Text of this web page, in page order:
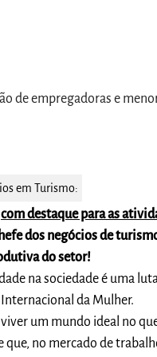
de empregadoras e
em Turismo:
com destaque para as
dos negócios de
do setor!
na sociedade é uma
da Mulher.
um mundo ideal no
que, no mercado de